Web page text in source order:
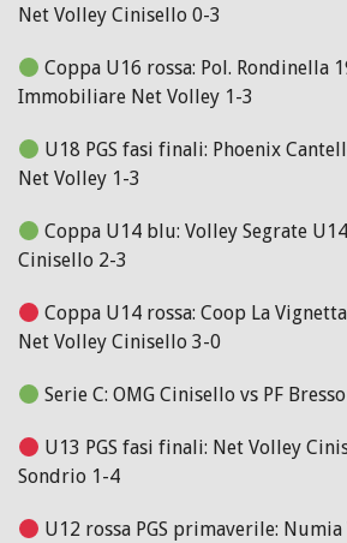
Net Volley Cinisello 0-3
Coppa U16 rossa: Pol. Rondinella
Immobiliare Net Volley 1-3
U18 PGS fasi finali: Phoenix
Net Volley 1-3
Coppa U14 blu: Volley Segrate
Cinisello 2-3
Coppa U14 rossa: Coop La
Net Volley Cinisello 3-0
Serie C: OMG Cinisello vs PF
U13 PGS fasi finali: Net Volley
Sondrio 1-4
U12 rossa PGS primaverile: